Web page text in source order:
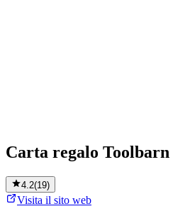
Carta regalo Toolbarn
4.2(19)
Visita il sito web